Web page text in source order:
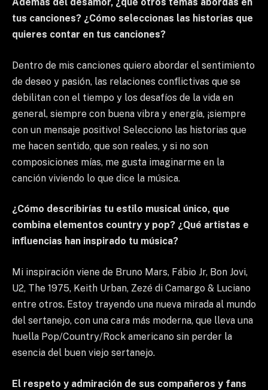
Además del desamor, ¿qué otros temas abordas en
tus canciones? ¿Cómo seleccionas las historias que
quieres contar en tus canciones?
Dentro de mis canciones quiero abordar el sentimiento
de deseo y pasión, las relaciones conflictivas que se
debilitan con el tiempo y los desafíos de la vida en
general, siempre con buena vibra y energía, ¡siempre
con un mensaje positivo! Selecciono las historias que
me hacen sentido, que son reales, y si no son
composiciones mías, me gusta imaginarme en la
canción viviendo lo que dice la música.
¿Cómo describirías tu estilo musical único, que
combina elementos country y pop? ¿Qué artistas e
influencias han inspirado tu música?
Mi inspiración viene de Bruno Mars, Fábio Jr, Bon Jovi,
U2, The 1975, Keith Urban, Zezé di Camargo & Luciano
entre otros. Estoy trayendo una nueva mirada al mundo
del sertanejo, con una cara más moderna, que lleva una
huella Pop/Country/Rock americano sin perder la
esencia del buen viejo sertanejo.
El respeto y admiración de sus compañeros y fans